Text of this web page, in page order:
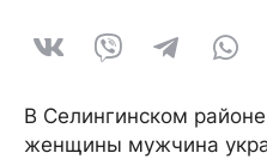
В Селингинском
женщины мужчина